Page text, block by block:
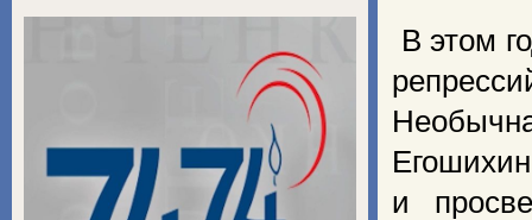
В этом
и